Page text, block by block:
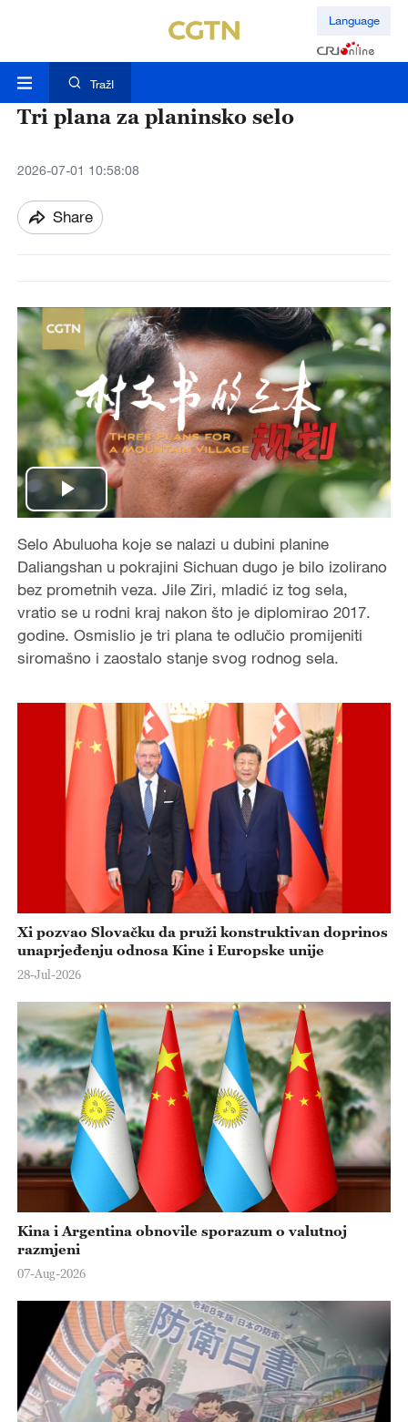
Language
TražI
Tri plana za planinsko selo
2026-07-01 10:58:08
Share
P
l
a
y
V
d
e
Selo Abuluoha koje se nalazi u dubini planine
Daliangshan u pokrajini Sichuan dugo je bilo izolirano
bez prometnih veza. Jile Ziri, mladić iz tog sela,
vratio se u rodni kraj nakon što je diplomirao 2017.
godine. Osmislio je tri plana te odlučio promijeniti
siromašno i zaostalo stanje svog rodnog sela.
Xi pozvao Slovačku da pruži konstruktivan doprinos
unaprjeđenju odnosa Kine i Europske unije
28-Jul-2026
Kina i Argentina obnovile sporazum o valutnoj
razmjeni
07-Aug-2026